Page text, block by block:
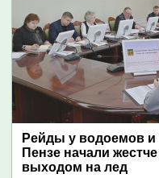
Рейды у водоемов
Пензе начали
выходом на лед